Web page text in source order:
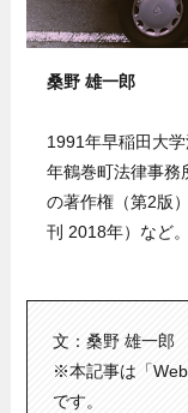
桑野 雄一郎
1991年早稲田大
年鶴巻町法律事務
の著作権（第2版
刊 2018年）など
文：桑野 雄一郎
※本記事は「
です。